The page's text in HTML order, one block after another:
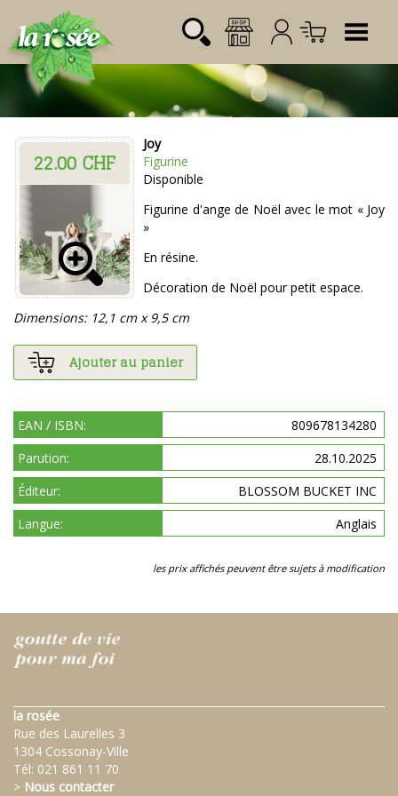
Login:
Désignation Référence
22.00 CHF
Joy
Figurine
Disponible
Figurine d'ange de Noël avec le mot « Joy
»
En résine.
Décoration de Noël pour petit espace.
Dimensions: 12,1 cm x 9,5 cm
Ajouter au panier
EAN / ISBN:
809678134280
Parution:
28.10.2025
Éditeur:
BLOSSOM BUCKET INC
Langue:
Anglais
les prix affichés peuvent être sujets à modification
la rosée
Rue des Laurelles 3
1304 Cossonay-Ville
Tél: 021 861 11 70
> Nous contacter